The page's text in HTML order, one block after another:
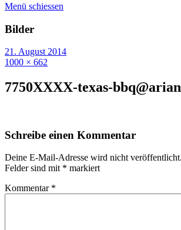
Menü schiessen
Bilder
21. August 2014
1000 × 662
7750XXXX-texas-
Schreibe einen Kommentar
Deine E-Mail-Adresse wird nicht veröffentlicht.
Felder sind mit * markiert
Kommentar *